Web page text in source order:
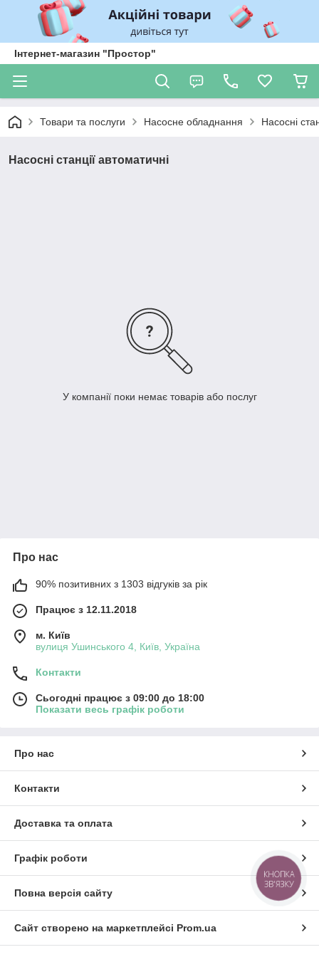
Інтернет-магазин "Простор"
Товари та послуги Насосне обладнання Насосні
Насосні станції автоматичні
У компанії поки немає товарів або послуг
Про нас
90% позитивних з 1303 відгуків за рік
Працює з 12.11.2018
м. Київ
вулиця Ушинського 4, Київ, Україна
Контакти
Сьогодні працює з 09:00 до 18:00
Показати весь графік роботи
Про нас
Контакти
Доставка та оплата
Графік роботи
Повна версія сайту
Сайт створено на маркетплейсі Prom.ua
КНОПКА
ЗВ'ЯЗКУ